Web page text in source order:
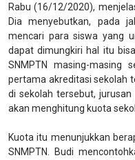
Rabu (16/12/2020),
Dia menyebutkan, pada
mencari para siswa yang
dapat dimungkiri hal itu
SNMPTN masing-masing
pertama akreditasi sekolah
di sekolah tersebut, jurusan
akan menghitung kuota
Kuota itu menunjukkan
SNMPTN. Budi